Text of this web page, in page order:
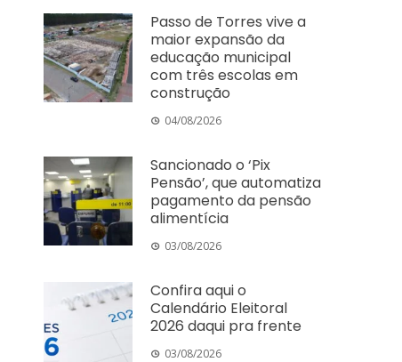
Passo de Torres vive a
maior expansão da
educação municipal
com três escolas em
construção
04/08/2026
Sancionado o ‘Pix
Pensão’, que automatiza
pagamento da pensão
alimentícia
03/08/2026
Confira aqui o
Calendário Eleitoral
2026 daqui pra frente
03/08/2026